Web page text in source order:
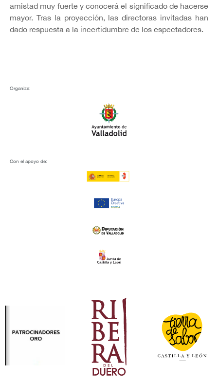
amistad muy fuerte y conocerá el significado de hacerse
mayor. Tras la proyección, las directoras invitadas han
dado respuesta a la incertidumbre de los espectadores.
Organiza:
Con el apoyo de: